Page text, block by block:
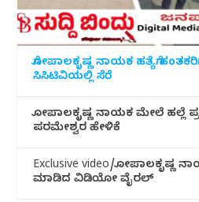
ಗೋಪಾಲಕೃಷ್ಣ ನಾಯಕ ಹತ್ಯೆಗೆ ಹಂತಕರಿಗೆ
ಸಿಸಿಟಿವಿಯಲ್ಲಿ ಸೆರೆ
ಗೋಪಾಲಕೃಷ್ಣ ನಾಯಕ ಮೇಲೆ ಹಲ್ಲೆ
ಪರಮೇಶ್ವರ ಹೇಳಿಕೆ
Exclusive video/ಗೋಪಾಲಕೃಷ್ಣ
ಮಾಡಿದ ವಿಡಿಯೋ ವೈರಲ್